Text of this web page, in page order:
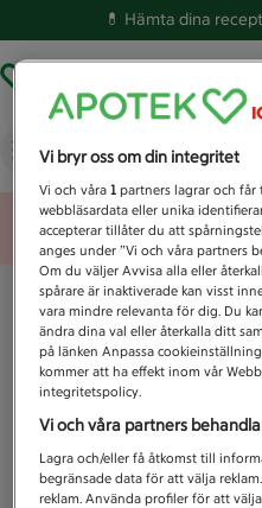
💊 Hämta dina
Vad letar du efter
Vi bryr oss om din integritet
Vi och våra1 partners lagrar och
webbläsardata eller unika
accepterar tillåter du att
anges under ”Vi och våra partners
Om du väljer Avvisa alla eller
spårare är inaktiverade kan visst
vara mindre relevanta för dig. Du
ändra dina val eller återkalla ditt
på länken Anpassa
kommer att ha effekt inom vår
integritetspolicy.
Vi och våra partners
Lagra och/eller få åtkomst till
begränsade data för att välja
reklam. Använda profiler för att